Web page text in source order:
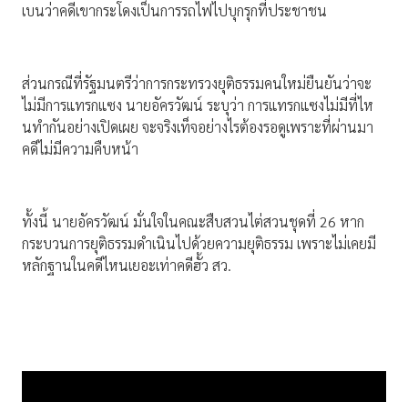
เบนว่าคดีเขากระโดงเป็นการรถไฟไปบุกรุกที่ประชาชน
ส่วนกรณีที่รัฐมนตรีว่าการกระทรวงยุติธรรมคนใหม่ยืนยันว่าจะ
ไม่มีการแทรกแซง นายอัครวัฒน์ ระบุว่า การแทรกแซงไม่มีที่ไห
นทํากันอย่างเปิดเผย จะจริงเท็จอย่างไรต้องรอดูเพราะที่ผ่านมา
คดีไม่มีความคืบหน้า
ทั้งนี้ นายอัครวัฒน์ มั่นใจในคณะสืบสวนไต่สวนชุดที่ 26 หาก
กระบวนการยุติธรรมดําเนินไปด้วยความยุติธรรม เพราะไม่เคยมี
หลักฐานในคดีไหนเยอะเท่าคดีฮั้ว สว.